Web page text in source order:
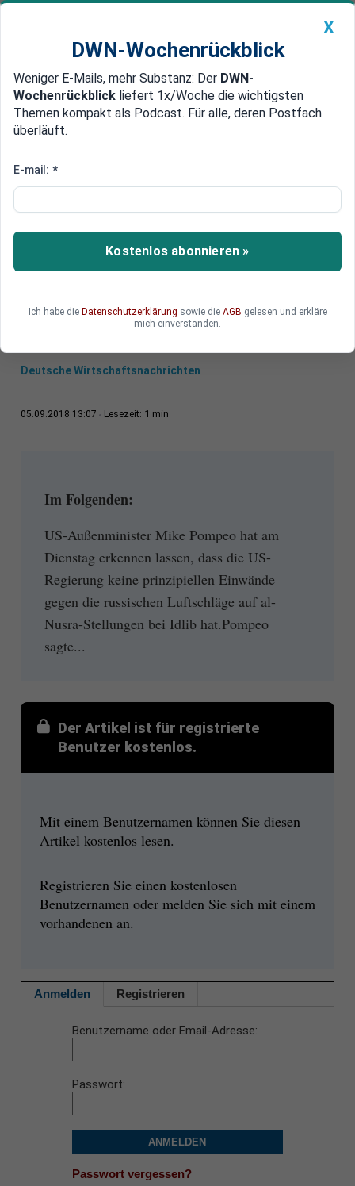
Newsticker MEIN DWN: Geldanlage Premium
Edelmetalle DWN-Magazin China
Erklärung von Pompeo
US-Regierung toleriert russische
Luftschläge in Syrien
US-Außenminister Pompeo hat erklärt, dass die
Deutsche Wirtschaftsnachrichten
05.09.2018 13:07 Lesezeit: 1 min
Im Folgenden:
US-Außenminister Mike Pompeo hat am
Dienstag erkennen lassen, dass die US-
Regierung keine prinzipiellen Einwände
gegen die russischen Luftschläge auf al-
Nusra-Stellungen bei Idlib hat.Pompeo
sagte...
Der Artikel ist für registrierte
Benutzer kostenlos.
Mit einem Benutzernamen können Sie diesen
Artikel kostenlos lesen.
Registrieren Sie einen kostenlosen
Benutzernamen oder melden Sie sich mit einem
vorhandenen an.
Anmelden Registrieren
Benutzername oder Email-Adresse
Passwort
ANMELDEN
Passwort vergessen?
X
DWN-Wochenrückblick
Weniger E-Mails, mehr Substanz: Der DWN-
Wochenrückblick liefert 1x/Woche die wichtigsten
Themen kompakt als Podcast. Für alle, deren Postfach
überläuft.
E-mail: *
Kostenlos abonnieren »
Ich habe die Datenschutzerklärung sowie die AGB gelesen und erkläre
mich einverstanden.